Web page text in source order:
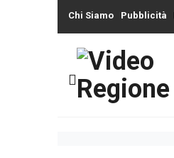
Chi Siamo Pubblicità